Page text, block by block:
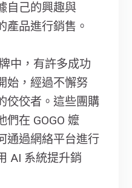
自己的興趣與
產品進行銷售。
中，有許多成功
始，經過不懈努
佼佼者。這些團購
們在 GOGO 嬤
通過網絡平台進行
AI 系統提升銷